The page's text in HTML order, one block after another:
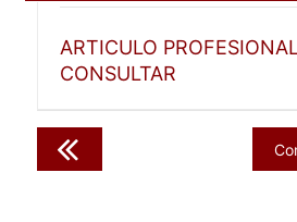
ARTICULO
CONSULTAR